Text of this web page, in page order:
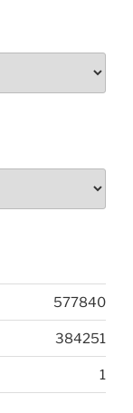
577840
384251
1